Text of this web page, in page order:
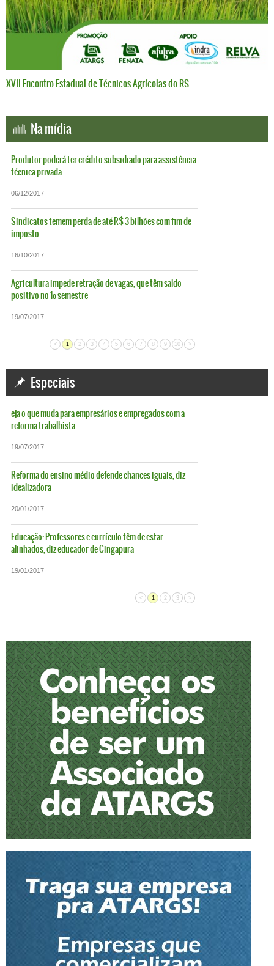
XVII Encontro Estadual de Técnicos Agrícolas do RS
Na mídia
Produtor poderá ter crédito subsidiado para assistência
técnica privada
06/12/2017
Sindicatos temem perda de até R$ 3 bilhões com fim de
imposto
16/10/2017
Agricultura impede retração de vagas, que têm saldo
positivo no 1º semestre
19/07/2017
< 1 2 3 4 5 6 7 8 9 10 >
Especiais
eja o que muda para empresários e empregados com a
reforma trabalhista
19/07/2017
Reforma do ensino médio defende chances iguais, diz
idealizadora
20/01/2017
Educação: Professores e currículo têm de estar
alinhados, diz educador de Cingapura
19/01/2017
< 1 2 3 >